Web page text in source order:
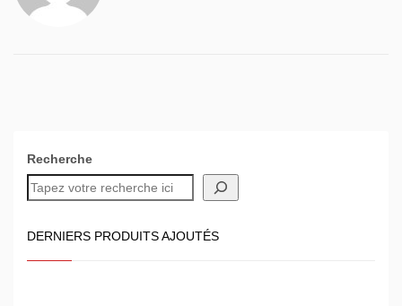
Recherche
DERNIERS PRODUITS AJOUTÉS